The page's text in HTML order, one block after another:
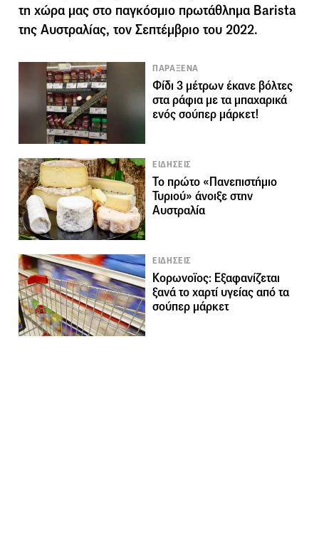
τη χώρα μας στο παγκόσμιο πρωτάθλημα Barista
της Αυστραλίας, τον Σεπτέμβριο του 2022.
ΠΑΡΑΞΕΝΑ
Φίδι 3 μέτρων έκανε βόλτες
στα ράφια με τα μπαχαρικά
ενός σούπερ μάρκετ!
ΕΙΔΗΣΕΙΣ
Το πρώτο «Πανεπιστήμιο
Τυριού» άνοιξε στην
Αυστραλία
ΕΙΔΗΣΕΙΣ
Κορωνοϊος: Εξαφανίζεται
ξανά το χαρτί υγείας από τα
σούπερ μάρκετ